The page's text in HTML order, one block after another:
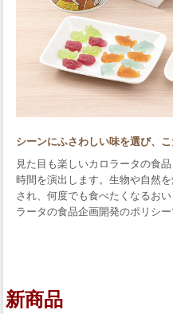
シーンにふさわしい味を選び、
見た目も楽しいカロラータの食
時間を演出します。生物や自然
され、何度でも食べたくなるお
ラータの食品企画開発のポリシー
新商品